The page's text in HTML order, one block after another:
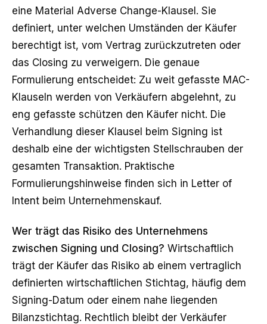
eine Material Adverse Change-Klausel. Sie
definiert, unter welchen Umständen der Käufer
berechtigt ist, vom Vertrag zurückzutreten oder
das Closing zu verweigern. Die genaue
Formulierung entscheidet: Zu weit gefasste MAC-
Klauseln werden von Verkäufern abgelehnt, zu
eng gefasste schützen den Käufer nicht. Die
Verhandlung dieser Klausel beim Signing ist
deshalb eine der wichtigsten Stellschrauben der
gesamten Transaktion. Praktische
Formulierungshinweise finden sich in Letter of
Intent beim Unternehmenskauf.
Wer trägt das Risiko des Unternehmens
zwischen Signing und Closing? Wirtschaftlich
trägt der Käufer das Risiko ab einem vertraglich
definierten wirtschaftlichen Stichtag, häufig dem
Signing-Datum oder einem nahe liegenden
Bilanzstichtag. Rechtlich bleibt der Verkäufer